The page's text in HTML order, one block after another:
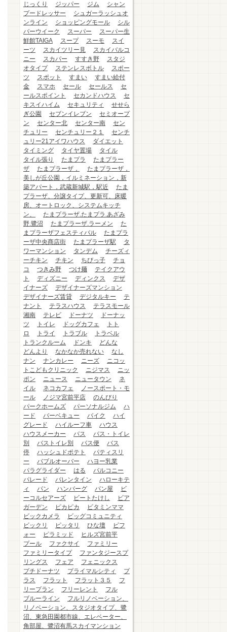
じっくり
ジッパー ジム
シャン
プードレッサー
シュガーラッシュオ
ンライン
ショッピングモール
シル
バーウイーク
スーパー
スーパー生
鮮館TAIGA
スープ スーモ
スイ
ーツ
スカイツリー見
スカイバルコ
ニー
スカパー すすき野
スタジ
オタイプ
ステンレスボトル
スポー
ツ
スポット すまい
すまい給付
金
スマホ セール セールス
セ
ールスポイント
セカンドハウス
セ
キスイハイム
セキュリティ
せせら
ぎ公園
セブンイレブン
セミオープ
ン
センター北 センター南
セン
チュリー
センチュリー２１
センチ
ュリー21アイワハウス
ダイエット
タイミング
タイヤ置場
タイル
タイル張り
たまプラ
たまプラー
ザ
たまプラーザ，
たまプラーザ，
美しが丘公園，イルミネーション，新
築アパート，武蔵新城駅，駅近
たま
プラーザ、分譲タイプ、更新可、床暖
房、オートロック、システムキッチ
ン、
たまプラーザ.たまプラ.あざみ
野.鷺沼
たまプラーザ.ラーメン
た
まプラーザフェスティバル
たまプラ
ーザ中央商店街
たまプラーザ駅
タ
ワーマンション
タンデム
チーズィ
ーチキン
チキン ちびっ子
チョ
コ
つきみ野 つけ麺
テイクアウ
ト
ディズニー ディンクス
デザ
イナーズ
デザイナーズマンション
デザイナーズ賃貸
デジタルキー
テ
ナント
テラスハウス
テラスモール
湘南
テレビ ドーナツ
ドーナッ
ツ
トイレ ドッグカフェ
トト
ロ
トライ トラブル
トラベル
トランクルーム
ドンキ
どんな
どんより
なかなか売れない
なし
ナン
ナンカレー ニーズ
ニコッ
トこどもクリニック
ニジマス
ニッ
ポン
ニュース ニュータウン
ネ
イル
ネコカフェ
ノースポート・モ
ール
ノジマ宮前平店
のんびり
パークホームズ
パーソナルジム
ハ
ード
バーベキュー バイク
ハイ
グレード
ハイルーフ車
ハウス
ハウスメーカー
バス
バス・トイレ
別
バストイレ別 バス便
バス
停
ハッシュドポテト
パティスリ
ー
バブルオーバー
ハヨー乳業
パラグライダー
はる
バルコニー
パレード
バレンタイン
ハローキテ
ィ
パン ハンバーグ パン屋
ビ
ーコルセアーズ
ビートたけし
ビア
ガーデン
ピカピカ
ビタミンママ
ビックカメラ
ビッグコミュニティ
ビックリ
ピッタリ ひな壇
ビフ
ォー
ピラミッド
ヒルズ宮前平
プール
ファクサイ
ファミリー
ファミリータイプ
ファンタジースプ
リングス
フェア
フェニックス
プチドーナツ
プライマルシティ
プ
ラス
フラット フラット３５
フ
リープラン
フリーレント
フル
ブルーライン
フルリノベーション、
リノベーション、スタジオタイプ、鷺
沼、東急田園都市線、エレベーター、
角部屋、鷺沼有馬スカイマンション